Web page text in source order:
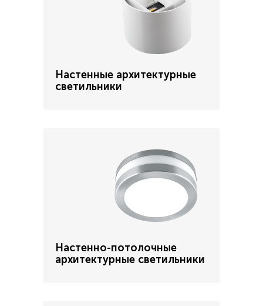
Настенные архитектурные
светильники
Настенно-потолочные
архитектурные светильники